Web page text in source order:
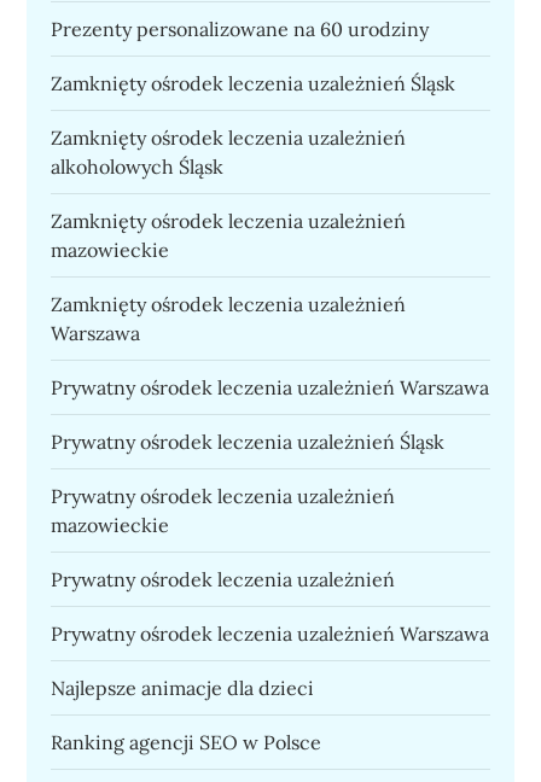
Prezenty personalizowane na 60 urodziny
Zamknięty ośrodek leczenia uzależnień Śląsk
Zamknięty ośrodek leczenia uzależnień
alkoholowych Śląsk
Zamknięty ośrodek leczenia uzależnień
mazowieckie
Zamknięty ośrodek leczenia uzależnień
Warszawa
Prywatny ośrodek leczenia uzależnień Warszawa
Prywatny ośrodek leczenia uzależnień Śląsk
Prywatny ośrodek leczenia uzależnień
mazowieckie
Prywatny ośrodek leczenia uzależnień
Prywatny ośrodek leczenia uzależnień Warszawa
Najlepsze animacje dla dzieci
Ranking agencji SEO w Polsce